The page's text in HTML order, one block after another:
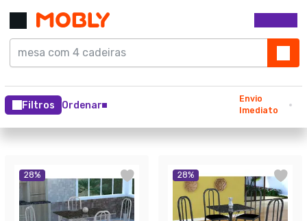
Filtros Ordenar
Envio
Imediato
28% 28%